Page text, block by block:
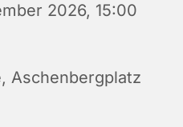
2026, 15:00
Aschenbergplatz